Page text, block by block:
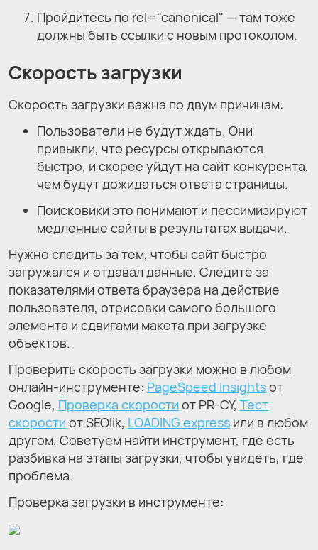
Пройдитесь по rel="canonical" — там тоже
должны быть ссылки с новым протоколом.
Скорость загрузки
Скорость загрузки важна по двум причинам:
Пользователи не будут ждать. Они
привыкли, что ресурсы открываются
быстро, и скорее уйдут на сайт конкурента,
чем будут дожидаться ответа страницы.
Поисковики это понимают и пессимизируют
медленные сайты в результатах выдачи.
Нужно следить за тем, чтобы сайт быстро
загружался и отдавал данные. Следите за
показателями ответа браузера на действие
пользователя, отрисовки самого большого
элемента и сдвигами макета при загрузке
объектов.
Проверить скорость загрузки можно в любом
онлайн-инструменте: PageSpeed Insightsот
Google, Проверка скорости от PR-CY, Тест
скорости от SEOlik, LOADING.express или в любом
другом. Советуем найти инструмент, где есть
разбивка на этапы загрузки, чтобы увидеть, где
проблема.
Проверка загрузки в инструменте: